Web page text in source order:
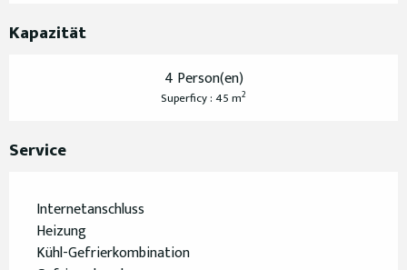
Kapazität
4 Person(en)
Superficy : 45 m2
Service
Internetanschluss
Heizung
Kühl-Gefrierkombination